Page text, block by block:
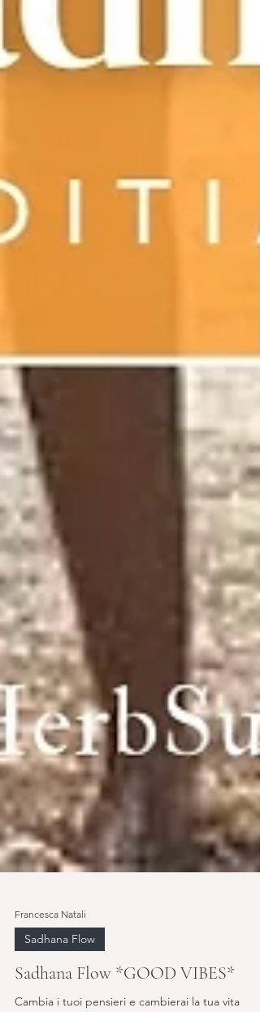
Francesca Natali
Sadhana Flow